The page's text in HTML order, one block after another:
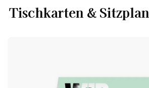
Tischkarten & Sitzplan